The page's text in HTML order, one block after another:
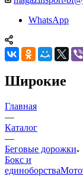
WhatsApp
Широкие
Главная
—
Каталог
—
Беговые дорожки
Бокс и
единоборства